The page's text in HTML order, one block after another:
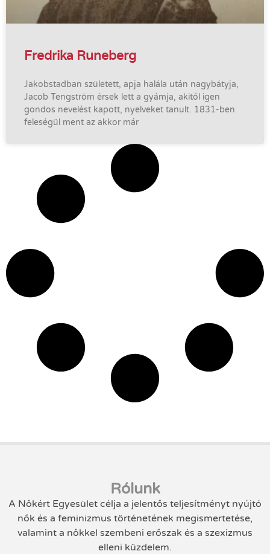
Fredrika Runeberg
Jakobstadban született, apja halála után nagybátyja,
Jacob Tengström érsek lett a gyámja, akitől igen
gondos nevelést kapott, nyelveket tanult. 1831-ben
feleségül ment az akkor már
Rólunk
A Nőkért Egyesület célja a jelentős teljesítményt nyújtó
nők és a feminizmus történetének megismertetése,
valamint a nőkkel szembeni erőszak és a szexizmus
elleni küzdelem.